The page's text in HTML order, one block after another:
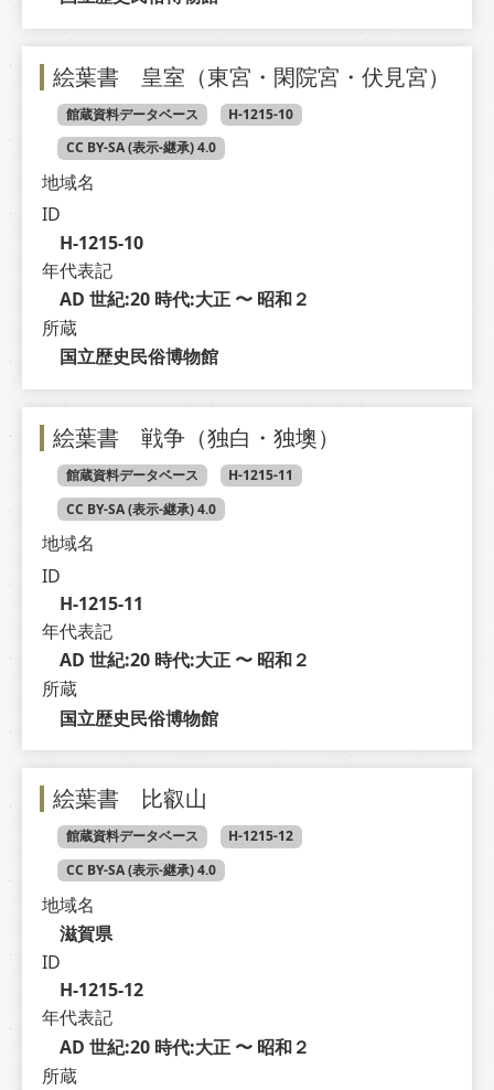
絵葉書 皇室（東宮・閑院宮・伏見宮）
館蔵資料データベース
H-1215-10
CC BY-SA (表示-継承) 4.0
地域名
ID
H-1215-10
年代表記
AD 世紀:20 時代:大正 〜 昭和２
所蔵
国立歴史民俗博物館
絵葉書 戦争（独白・独墺）
館蔵資料データベース
H-1215-11
CC BY-SA (表示-継承) 4.0
地域名
ID
H-1215-11
年代表記
AD 世紀:20 時代:大正 〜 昭和２
所蔵
国立歴史民俗博物館
絵葉書 比叡山
館蔵資料データベース
H-1215-12
CC BY-SA (表示-継承) 4.0
地域名
滋賀県
ID
H-1215-12
年代表記
AD 世紀:20 時代:大正 〜 昭和２
所蔵